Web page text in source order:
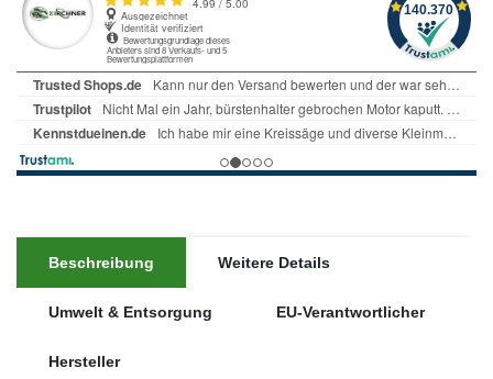
Beschreibung Weitere Details
Umwelt & Entsorgung EU-Verantwortlicher
Hersteller